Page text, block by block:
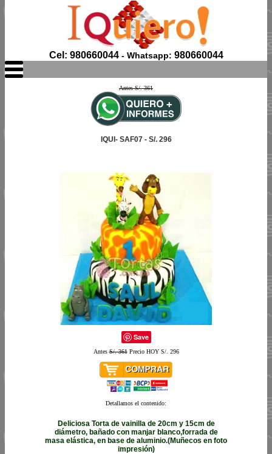
Cel: 980660044- Whatsapp: 980660044
Antes S/. 361
IQUI- SAF07 - S/. 296
Save
AntesS/. 361Precio HOY S/. 296
Detallamos el contenido:
Deliciosa Torta de vainilla de 20cm y 15cm de
diámetro, bañado con manjar blanco,forrada de
masa elástica, en base de aluminio.(Muñecos en foto
impresión)